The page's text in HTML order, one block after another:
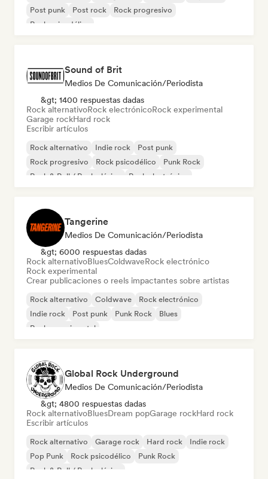
Post punk
Post rock
Rock progresivo
Rock psicodélico
Sound of Brit
Medios De Comunicación/Periodista
&gt; 1400 respuestas dadas
Rock alternativoRock electrónicoRock experimental
Garage rockHard rock
Escribir artículos
Rock alternativo Indie rock
Post punk
Rock progresivo
Rock psicodélico
Punk Rock
Rock & Roll / Rock clásico
Rock electrónico
Tangerine
Medios De Comunicación/Periodista
&gt; 6000 respuestas dadas
Rock alternativoBluesColdwaveRock electrónico
Rock experimental
Crear publicaciones o reels impactantes sobre artistas
Rock alternativo Coldwave
Rock electrónico
Indie rock
Post punk Punk Rock
Blues
Rock experimental
Global Rock Underground
Medios De Comunicación/Periodista
&gt; 4800 respuestas dadas
Rock alternativoBluesDream popGarage rockHard rock
Escribir artículos
Rock alternativo Garage rock Hard rock
Indie rock
Pop Punk
Rock psicodélico
Punk Rock
Rock & Roll / Rock clásico